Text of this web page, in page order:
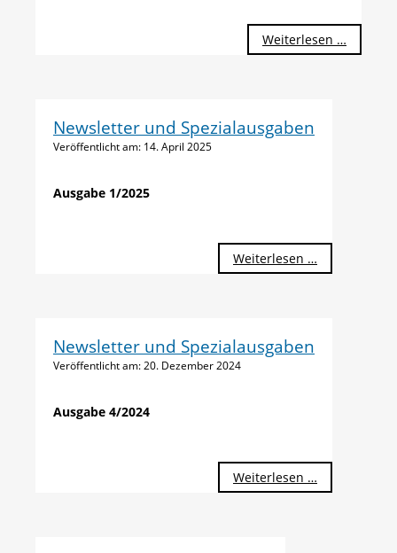
Weiterlesen …
Newsletter und Spezialausgaben
Veröffentlicht am: 14. April 2025
Ausgabe 1/2025
Weiterlesen …
Newsletter und Spezialausgaben
Veröffentlicht am: 20. Dezember 2024
Ausgabe 4/2024
Weiterlesen …